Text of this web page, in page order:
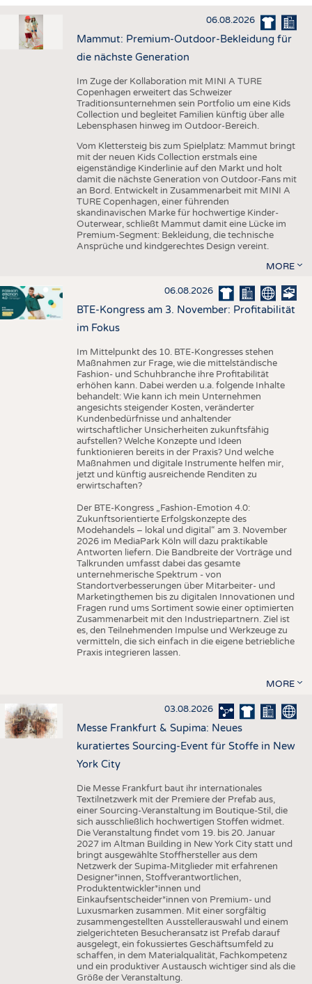
HAUS- UND HEIMTEXTILIEN
BEKLEIDUNG
TESTS
AUSSCHREIBUNGEN
DTV AUSSCHREIBUNGSDIENST
STATISTICS
DAUNENCHECK
ADRESSEN & LINKS
PUBLIKATIONEN
TERMINE
BRANCHENTERMINE
06.08.2026
Mammut: Premium-Outdoor-Bekleidung für
die nächste Generation
Im Zuge der Kollaboration mit MINI A TURE
Copenhagen erweitert das Schweizer
Traditionsunternehmen sein Portfolio um eine Kids
Collection und begleitet Familien künftig über alle
Lebensphasen hinweg im Outdoor-Bereich.
Vom Klettersteig bis zum Spielplatz: Mammut bringt
mit der neuen Kids Collection erstmals eine
eigenständige Kinderlinie auf den Markt und holt
damit die nächste Generation von Outdoor-Fans mit
an Bord. Entwickelt in Zusammenarbeit mit MINI A
TURE Copenhagen, einer führenden
skandinavischen Marke für hochwertige Kinder-
Outerwear, schließt Mammut damit eine Lücke im
Premium-Segment: Bekleidung, die technische
Ansprüche und kindgerechtes Design vereint.
MORE
06.08.2026
BTE-Kongress am 3. November: Profitabilität
im Fokus
Im Mittelpunkt des 10. BTE-Kongresses stehen
Maßnahmen zur Frage, wie die mittelständische
Fashion- und Schuhbranche ihre Profitabilität
erhöhen kann. Dabei werden u.a. folgende Inhalte
behandelt: Wie kann ich mein Unternehmen
angesichts steigender Kosten, veränderter
Kundenbedürfnisse und anhaltender
wirtschaftlicher Unsicherheiten zukunftsfähig
aufstellen? Welche Konzepte und Ideen
funktionieren bereits in der Praxis? Und welche
Maßnahmen und digitale Instrumente helfen mir,
jetzt und künftig ausreichende Renditen zu
erwirtschaften?
Der BTE-Kongress „Fashion-Emotion 4.0:
Zukunftsorientierte Erfolgskonzepte des
Modehandels – lokal und digital“ am 3. November
2026 im MediaPark Köln will dazu praktikable
Antworten liefern. Die Bandbreite der Vorträge und
Talkrunden umfasst dabei das gesamte
unternehmerische Spektrum - von
Standortverbesserungen über Mitarbeiter- und
Marketingthemen bis zu digitalen Innovationen und
Fragen rund ums Sortiment sowie einer optimierten
Zusammenarbeit mit den Industriepartnern. Ziel ist
es, den Teilnehmenden Impulse und Werkzeuge zu
vermitteln, die sich einfach in die eigene betriebliche
Praxis integrieren lassen.
MORE
03.08.2026
Messe Frankfurt & Supima: Neues
kuratiertes Sourcing-Event für Stoffe in New
York City
Die Messe Frankfurt baut ihr internationales
Textilnetzwerk mit der Premiere der Prefab aus,
einer Sourcing-Veranstaltung im Boutique-Stil, die
sich ausschließlich hochwertigen Stoffen widmet.
Die Veranstaltung findet vom 19. bis 20. Januar
2027 im Altman Building in New York City statt und
bringt ausgewählte Stoffhersteller aus dem
Netzwerk der Supima-Mitglieder mit erfahrenen
Designer*innen, Stoffverantwortlichen,
Produktentwickler*innen und
Einkaufsentscheider*innen von Premium- und
Luxusmarken zusammen. Mit einer sorgfältig
zusammengestellten Ausstellerauswahl und einem
zielgerichteten Besucheransatz ist Prefab darauf
ausgelegt, ein fokussiertes Geschäftsumfeld zu
schaffen, in dem Materialqualität, Fachkompetenz
und ein produktiver Austausch wichtiger sind als die
Größe der Veranstaltung.